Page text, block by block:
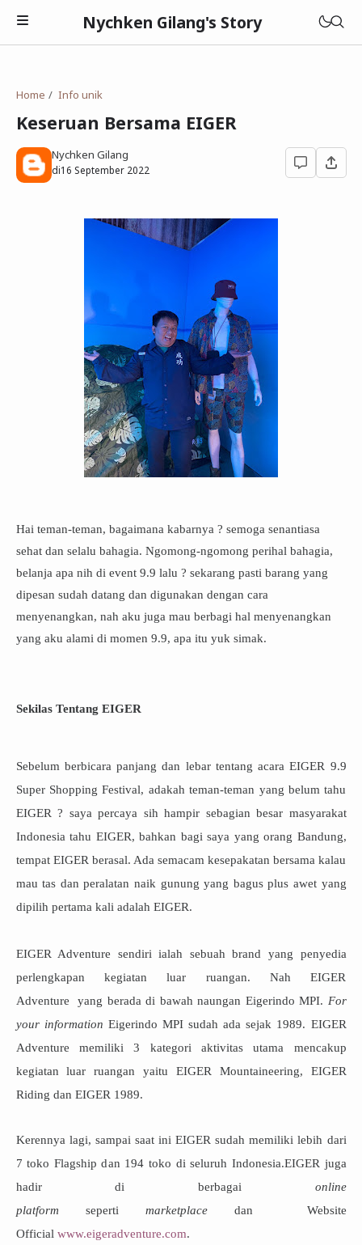
Nychken Gilang's Story
Pendidikan
Home Info unik
Keseruan Bersama EIGER
Nychken Gilang
di16 September 2022
Hai teman-teman, bagaimana kabarnya ? semoga senantiasa
sehat dan selalu bahagia. Ngomong-ngomong perihal bahagia,
belanja apa nih di event 9.9 lalu ? sekarang pasti barang yang
dipesan sudah datang dan digunakan dengan cara
menyenangkan, nah aku juga mau berbagi hal menyenangkan
yang aku alami di momen 9.9, apa itu yuk simak.
Sekilas Tentang EIGER
Sebelum berbicara panjang dan lebar tentang acara EIGER 9.9
Super Shopping Festival, adakah teman-teman yang belum tahu
EIGER ? saya percaya sih hampir sebagian besar masyarakat
Indonesia tahu EIGER, bahkan bagi saya yang orang Bandung,
tempat EIGER berasal. Ada semacam kesepakatan bersama kalau
mau tas dan peralatan naik gunung yang bagus plus awet yang
dipilih pertama kali adalah EIGER.
EIGER Adventure sendiri ialah sebuah brand yang penyedia
perlengkapan kegiatan luar ruangan. Nah EIGER
Adventure yang berada di bawah naungan Eigerindo MPI. For
your information Eigerindo MPI sudah ada sejak 1989. EIGER
Adventure memiliki 3 kategori aktivitas utama mencakup
kegiatan luar ruangan yaitu EIGER Mountaineering, EIGER
Riding dan EIGER 1989.
Kerennya lagi, sampai saat ini EIGER sudah memiliki lebih dari
7 toko Flagship dan 194 toko di seluruh Indonesia.EIGER juga
hadir di berbagai online
platform seperti marketplacedan Website
Official www.eigeradventure.com.